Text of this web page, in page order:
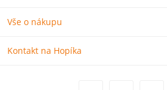
Vše o nákupu
Kontakt na Hopíka